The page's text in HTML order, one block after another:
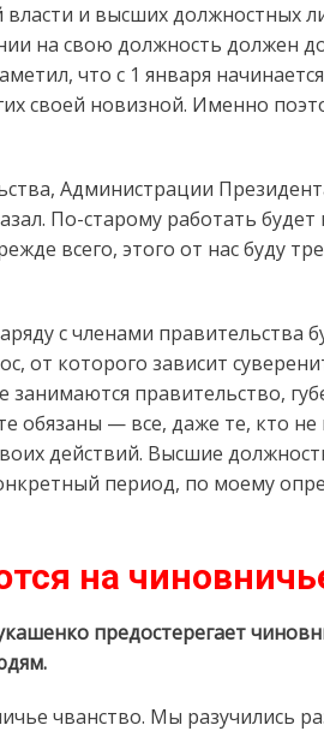
и высших должностных
на свою должность должен
что с 1 января
своей новизной. Именно
Администрации
По-старому работать
всего, этого от нас буду
с членами правительства
от которого зависит
занимаются правительство,
обязаны — все, даже те, кто
действий. Высшие
период, по моему
на
предостерегает
чванство. Мы разучились